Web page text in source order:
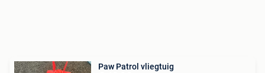
Paw Patrol vliegtuig